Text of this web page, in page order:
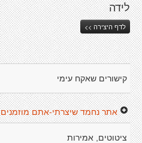
לידה
לדף היצירה >>
קישורים שאקח עימי
אתר נחמד שיצרתי-אתם מוזמנים
ציטוטים, אמירות